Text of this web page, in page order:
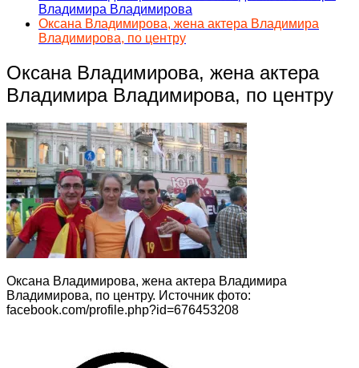
Владимира Владимирова
Оксана Владимирова, жена актера Владимира
Владимирова, по центру
Оксана Владимирова, жена актера
Владимира Владимирова, по центру
Оксана Владимирова, жена актера Владимира
Владимирова, по центру. Источник фото:
facebook.com/profile.php?id=676453208